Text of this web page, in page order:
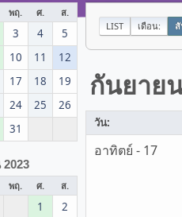
พฤ. ศ. ส.
3 4
5
10 11
12
17 18
19
24 25
26
31
พฤ. ศ. ส.
1
2
LIST เดือน:
กันยาย
วัน:
อาทิตย์ - 17